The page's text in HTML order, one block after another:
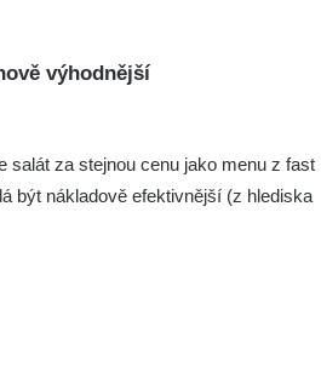
výhodnější
za stejnou cenu jako menu z fast
být nákladově efektivnější (z hlediska